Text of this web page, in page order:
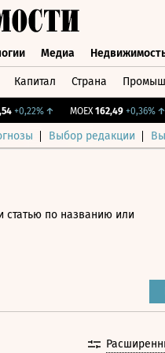
Медиа
Капитал Страна
+0,22%↑ MOEX 162,49 +0,36%↑
Выбор редакции
статью по названию или